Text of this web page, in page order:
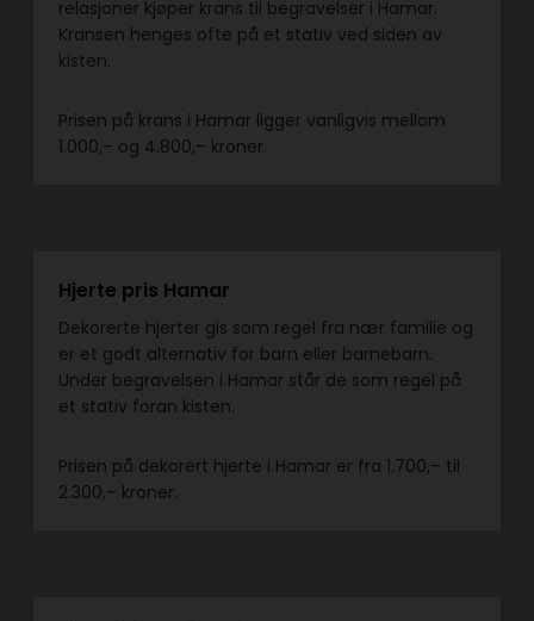
relasjoner kjøper krans til begravelser i Hamar.
Kransen henges ofte på et stativ ved siden av
kisten.
Prisen på krans i Hamar ligger vanligvis mellom
1.000,– og 4.800,– kroner.
Hjerte pris Hamar
Dekorerte hjerter gis som regel fra nær familie og
er et godt alternativ for barn eller barnebarn.
Under begravelsen i Hamar står de som regel på
et stativ foran kisten.
Prisen på dekorert hjerte i Hamar er fra 1.700,– til
2.300,– kroner.